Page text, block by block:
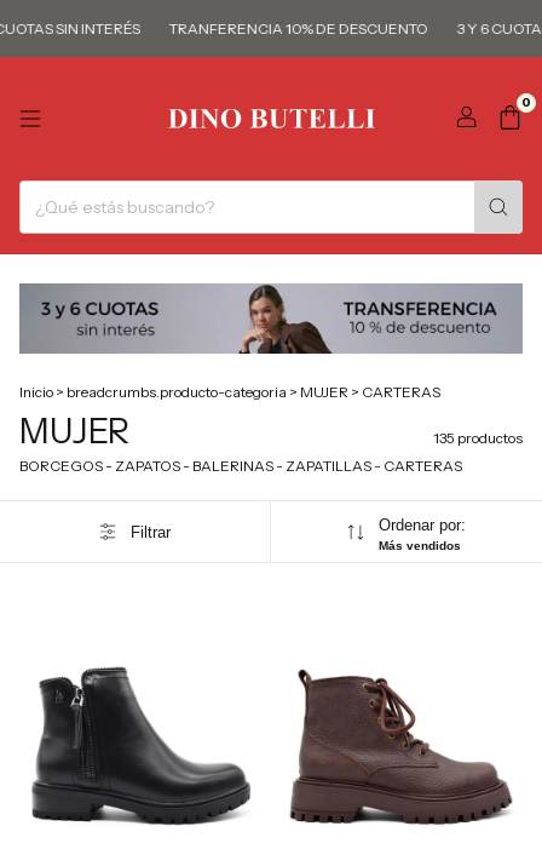
TRANFERENCIA 10% DE DESCUENTO 3 Y 6 CUOTAS SIN
0
Inicio > breadcrumbs.producto-categoria > MUJER > CARTERAS
MUJER
135 productos
BORCEGOS - ZAPATOS - BALERINAS - ZAPATILLAS - CARTERAS
Filtrar Ordenar por:
Más vendidos